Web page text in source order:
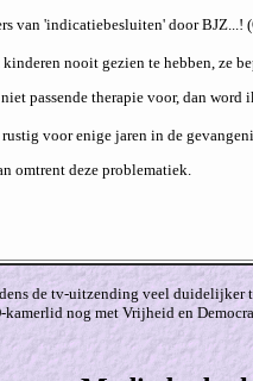
van 'indicatiebesluiten' door
nooit gezien te hebben, ze
passende therapie voor, dan
voor enige jaren in de
omtrent deze problematiek.
de tv-uitzending veel duidelijker
nog met Vrijheid en